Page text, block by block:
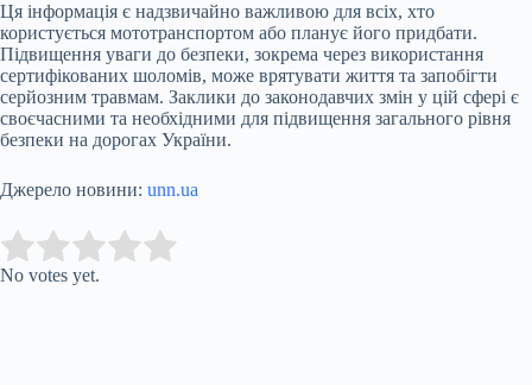
Ця інформація є надзвичайно важливою для всіх, хто
користується мототранспортом або планує його придбати.
Підвищення уваги до безпеки, зокрема через використання
сертифікованих шоломів, може врятувати життя та запобігти
серйозним травмам. Заклики до законодавчих змін у цій сфері є
своєчасними та необхідними для підвищення загального рівня
безпеки на дорогах України.
Джерело новини: unn.ua
Rate this item:
No votes yet.